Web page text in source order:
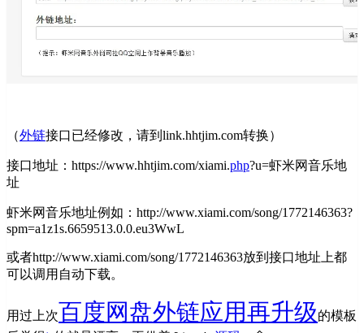
（外链接口已经修改，请到link.hhtjim.com转换）
接口地址：https://www.hhtjim.com/xiami.php?u=虾米网音乐地
址
虾米网音乐地址例如：http://www.xiami.com/song/1772146363?
spm=a1z1s.6659513.0.0.eu3WwL
或者http://www.xiami.com/song/1772146363放到接口地址上都
可以调用自动下载。
用过上次百度网盘外链应用再升级的模板